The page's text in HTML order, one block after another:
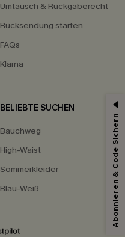
Umtausch & Rückgaberecht
Rücksendung starten
FAQs
Klarna
BELIEBTE SUCHEN
Bauchweg
High-Waist
Sommerkleider
Blau-Weiß
Abonnieren & Code Sichern